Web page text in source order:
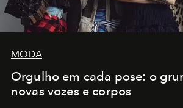
MODA
Orgulho em cada pose: o
novas vozes e corpos